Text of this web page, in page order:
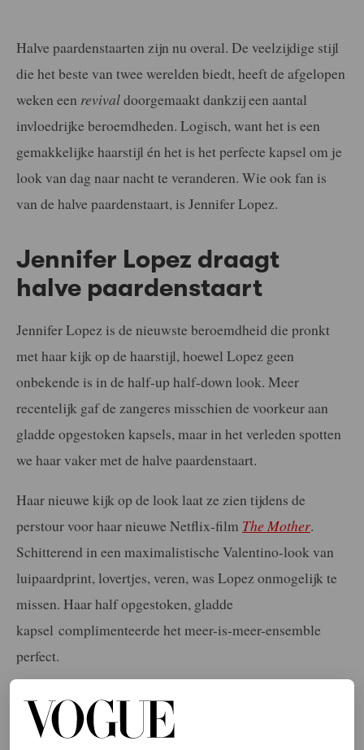
Halve paardenstaarten zijn nu overal. De veelzijdige stijl
die het beste van twee werelden biedt, heeft de afgelopen
weken een revivaldoorgemaakt dankzij een aantal
invloedrijke beroemdheden. Logisch, want het is een
gemakkelijke haarstijl én het is het perfecte kapsel om je
look van dag naar nacht te veranderen. Wie ook fan is
van de halve paardenstaart, is Jennifer Lopez.
Jennifer Lopez draagt
halve paardenstaart
Jennifer Lopez is de nieuwste beroemdheid die pronkt
met haar kijk op de haarstijl, hoewel Lopez geen
onbekende is in de half-up half-down look. Meer
recentelijk gaf de zangeres misschien de voorkeur aan
gladde opgestoken kapsels, maar in het verleden spotten
we haar vaker met de halve paardenstaart.
Haar nieuwe kijk op de look laat ze zien tijdens de
perstour voor haar nieuwe Netflix-film The Mother.
Schitterend in een maximalistische Valentino-look van
luipaardprint, lovertjes, veren, was Lopez onmogelijk te
missen. Haar half opgestoken, gladde
kapsel complimenteerde het meer-is-meer-ensemble
perfect.
Fans van de haarstijl